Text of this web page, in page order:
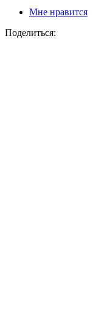
Мне нравится
Поделиться: